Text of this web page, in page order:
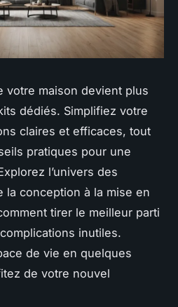
votre maison devient plus
dédiés. Simplifiez votre
claires et efficaces, tout
pratiques pour une
l’univers des
la conception à la mise en
tirer le meilleur parti
inutiles.
de vie en quelques
de votre nouvel